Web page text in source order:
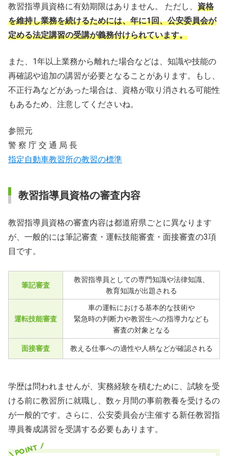
教習指導員資格に有効期限はありません。 ただし、 資格
を維持し業務を続けるためには、年に1回、公安委員会が
定める法定講習の受講が義務付けられています。
また、1年以上業務から離れた場合などは、知識や技能の
再確認や追加の講習が必要となることがあります。もし、
不正行為などがあった場合は、資格が取り消される可能性
もあるため、注意してくださいね。
参照元
警 察 庁 交 通 局 長
指定自動車教習所の教習の標準
教習指導員資格の審査内容
教習指導員資格の審査内容は都道府県ごとに異なります
が、一般的には筆記審査・運転技能審査・面接審査の3項
目です。
筆記審査
教習指導員としての専門知識や法律知識、
教育知識が出題される
運転技能審査
車の運転における基本的な技術や
緊急時の判断力や教習生への指導力なども
審査の対象となる
面接審査 教える仕事への適性や人柄などが確認される
学歴は問われませんが、実務経験を積むために、試験を受
ける前に教習所に就職し、数ヶ月間の事前教養を受けるの
が一般的です。さらに、公安委員会が主催する新任教習指
導員養成講習を受講する必要もあります。